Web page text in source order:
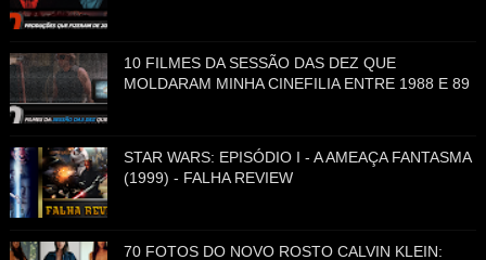
10 FILMES DA SESSÃO DAS DEZ QUE
MOLDARAM MINHA CINEFILIA ENTRE 1988 E 89
STAR WARS: EPISÓDIO I - A AMEAÇA FANTASMA
(1999) - FALHA REVIEW
70 FOTOS DO NOVO ROSTO CALVIN KLEIN: